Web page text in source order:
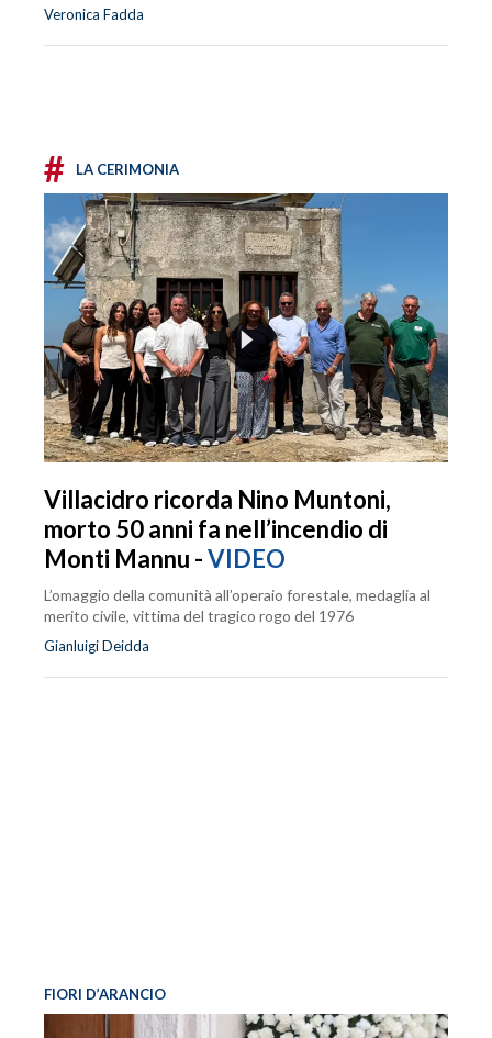
Veronica Fadda
# LA CERIMONIA
Villacidro ricorda Nino Muntoni,
morto 50 anni fa nell’incendio di
Monti Mannu -VIDEO
L’omaggio della comunità all’operaio forestale, medaglia al
merito civile, vittima del tragico rogo del 1976
Gianluigi Deidda
FIORI D’ARANCIO